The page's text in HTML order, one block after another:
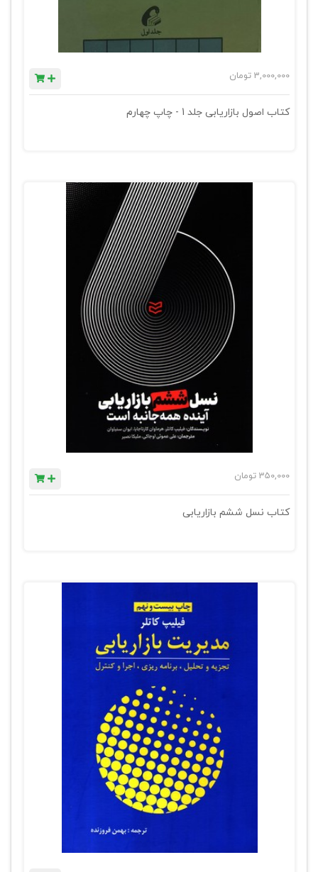
3,000,000 تومان
کتاب اصول بازاریابی جلد 1 - چاپ چهارم
350,000 تومان
کتاب نسل ششم بازاریابی